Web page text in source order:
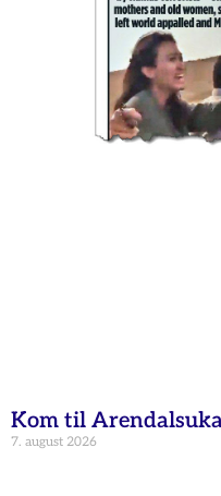
Kom til
7. august 2026